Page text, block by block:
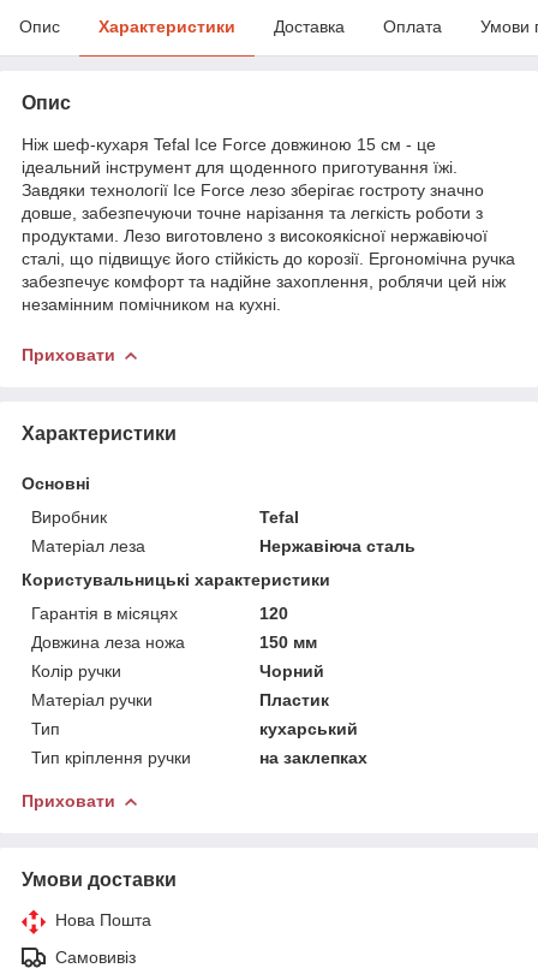
Опис Характеристики Доставка Оплата Умови
Опис
Ніж шеф-кухаря Tefal Ice Force довжиною 15 см - це
ідеальний інструмент для щоденного приготування їжі.
Завдяки технології Ice Force лезо зберігає гостроту значно
довше, забезпечуючи точне нарізання та легкість роботи з
продуктами. Лезо виготовлено з високоякісної нержавіючої
сталі, що підвищує його стійкість до корозії. Ергономічна ручка
забезпечує комфорт та надійне захоплення, роблячи цей ніж
незамінним помічником на кухні.
Приховати
Характеристики
Основні
Виробник
Tefal
Матеріал леза
Нержавіюча сталь
Користувальницькі характеристики
Гарантія в місяцях
120
Довжина леза ножа
150 мм
Колір ручки
Чорний
Матеріал ручки
Пластик
Тип
кухарський
Тип кріплення ручки
на заклепках
Приховати
Умови доставки
Нова Пошта
Самовивіз